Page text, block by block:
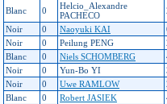
Blanc
0
Helcio_Alexandre
PACHECO
Noir
0 Naoyuki KAI
Noir
0 Peilung PENG
Blanc
0 Niels SCHOMBERG
Noir
0 Yun-Bo YI
Noir
0 Uwe RAMLOW
Blanc
0 Robert JASIEK